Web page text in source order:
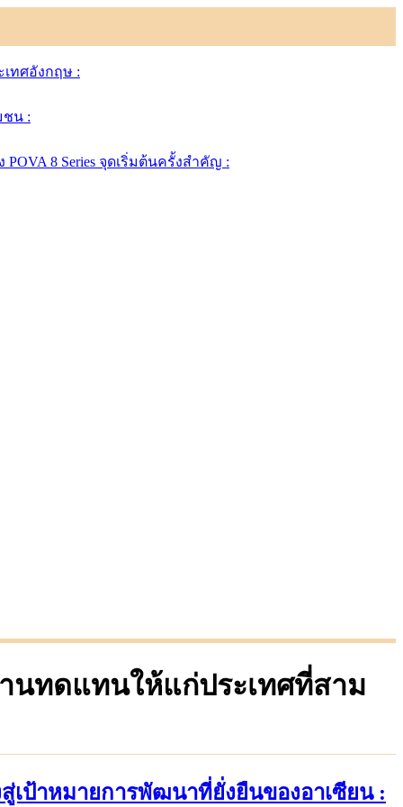
เทศอังกฤษ :
ชน :
8 Series จุดเริ่มต้นครั้งสำคัญ :
นทดแทนให้แก่ประเทศที่สาม
เป้าหมายการพัฒนาที่ยั่งยืนของอาเซียน :